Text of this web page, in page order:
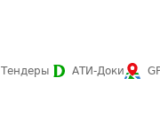
Тендеры АТИ-Доки